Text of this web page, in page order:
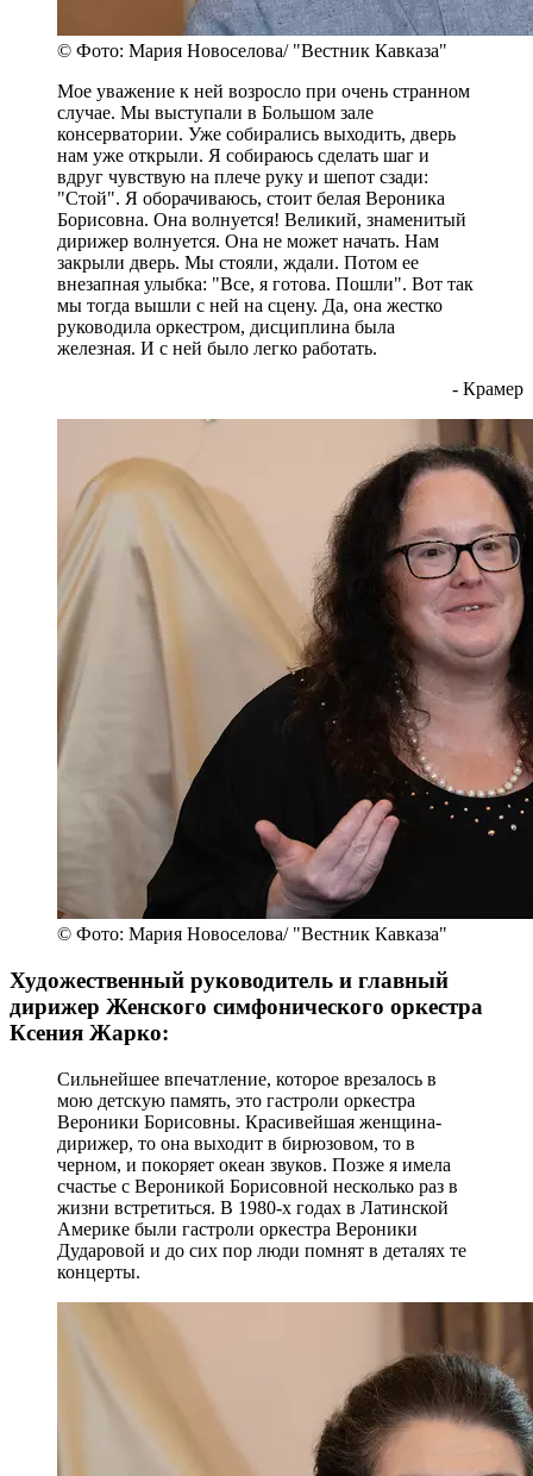
© Фото: Мария Новоселова/ "Вестник Кавказа"
Мое уважение к ней возросло при очень странном
случае. Мы выступали в Большом зале
консерватории. Уже собирались выходить, дверь
нам уже открыли. Я собираюсь сделать шаг и
вдруг чувствую на плече руку и шепот сзади:
"Стой". Я оборачиваюсь, стоит белая Вероника
Борисовна. Она волнуется! Великий, знаменитый
дирижер волнуется. Она не может начать. Нам
закрыли дверь. Мы стояли, ждали. Потом ее
внезапная улыбка: "Все, я готова. Пошли". Вот так
мы тогда вышли с ней на сцену. Да, она жестко
руководила оркестром, дисциплина была
железная. И с ней было легко работать.
- Крамер
© Фото: Мария Новоселова/ "Вестник Кавказа"
Художественный руководитель и главный
дирижер Женского симфонического оркестра
Ксения Жарко:
Сильнейшее впечатление, которое врезалось в
мою детскую память, это гастроли оркестра
Вероники Борисовны. Красивейшая женщина-
дирижер, то она выходит в бирюзовом, то в
черном, и покоряет океан звуков. Позже я имела
счастье с Вероникой Борисовной несколько раз в
жизни встретиться. В 1980-х годах в Латинской
Америке были гастроли оркестра Вероники
Дударовой и до сих пор люди помнят в деталях те
концерты.